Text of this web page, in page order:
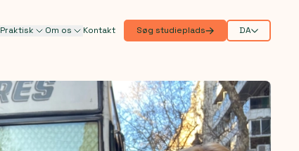
Praktisk Om os Kontakt Søg studieplads DA